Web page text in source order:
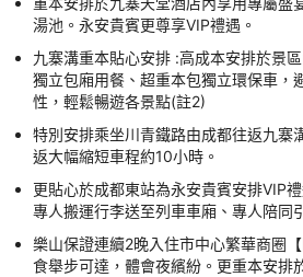
湯池。永安貴賓更尊享VIP禮遇。
九寨溝重本貼心安排 :高成本安排於景
獨立包廂用餐、超重本包獨立環保車，
性，輕鬆暢遊各景點(註2)
特別安排乘坐川青鐵路由成都往返九寨
返大幅縮短車程約10小時。
更貼心於成都東站為永安貴賓安排VIP
專人搬運行李送至列車車廂、專人陪同
樂山保證連續2晚入住市中心繁華商圈
食舉步可達，體會夜繽紛。更重本安排